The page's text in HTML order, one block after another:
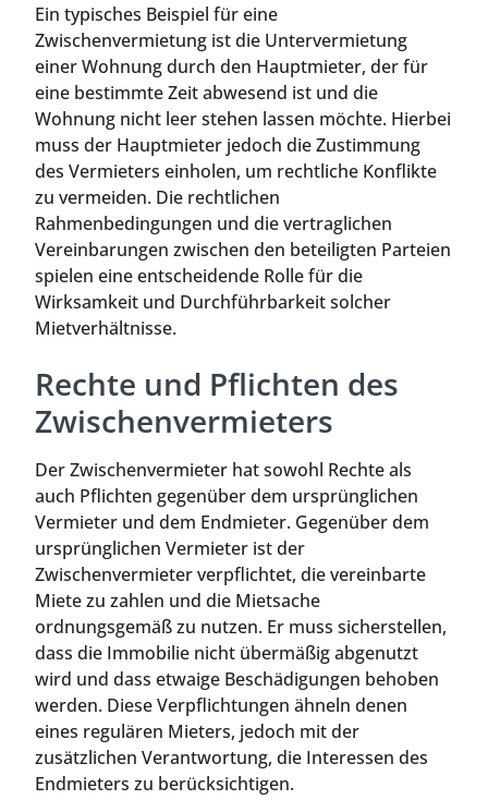
Ein typisches Beispiel für eine
Zwischenvermietung ist die Untervermietung
einer Wohnung durch den Hauptmieter, der für
eine bestimmte Zeit abwesend ist und die
Wohnung nicht leer stehen lassen möchte. Hierbei
muss der Hauptmieter jedoch die Zustimmung
des Vermieters einholen, um rechtliche Konflikte
zu vermeiden. Die rechtlichen
Rahmenbedingungen und die vertraglichen
Vereinbarungen zwischen den beteiligten Parteien
spielen eine entscheidende Rolle für die
Wirksamkeit und Durchführbarkeit solcher
Mietverhältnisse.
Rechte und Pflichten des
Zwischenvermieters
Der Zwischenvermieter hat sowohl Rechte als
auch Pflichten gegenüber dem ursprünglichen
Vermieter und dem Endmieter. Gegenüber dem
ursprünglichen Vermieter ist der
Zwischenvermieter verpflichtet, die vereinbarte
Miete zu zahlen und die Mietsache
ordnungsgemäß zu nutzen. Er muss sicherstellen,
dass die Immobilie nicht übermäßig abgenutzt
wird und dass etwaige Beschädigungen behoben
werden. Diese Verpflichtungen ähneln denen
eines regulären Mieters, jedoch mit der
zusätzlichen Verantwortung, die Interessen des
Endmieters zu berücksichtigen.